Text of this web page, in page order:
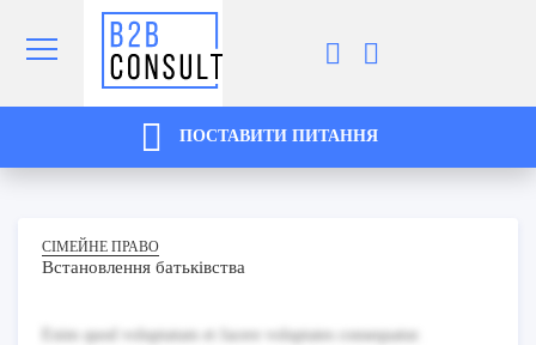
ПОСТАВИТИ ПИТАННЯ
СІМЕЙНЕ ПРАВО
Встановлення батьківства
Enim quod voluptatum et facere voluptates consequatur.